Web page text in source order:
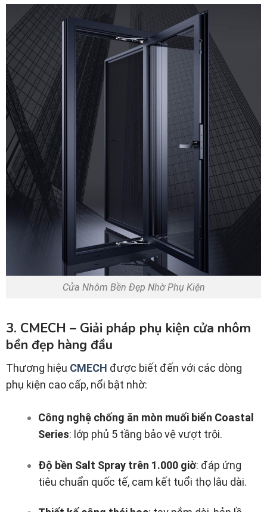
Cửa Nhôm Bền Đẹp Nhờ Phụ Kiện
3. CMECH – Giải pháp phụ kiện cửa nhôm
bền đẹp hàng đầu
Thương hiệu CMECH được biết đến với các dòng
phụ kiện cao cấp, nổi bật nhờ:
Công nghệ chống ăn mòn muối biển Coastal
Series: lớp phủ 5 tầng bảo vệ vượt trội.
Độ bền Salt Spray trên 1.000 giờ: đáp ứng
tiêu chuẩn quốc tế, cam kết tuổi thọ lâu dài.